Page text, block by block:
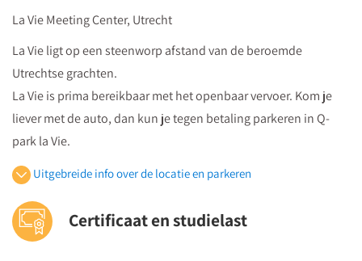
La Vie Meeting Center, Utrecht
La Vie ligt op een steenworp afstand van de beroemde
Utrechtse grachten.
La Vie is prima bereikbaar met het openbaar vervoer. Kom je
liever met de auto, dan kun je tegen betaling parkeren in Q-
park la Vie.
Je volgt vanuit Utrecht Centraal Station de bewegwijzeringborden
Uitgebreide info over de locatie en parkeren
Certificaat en studielast